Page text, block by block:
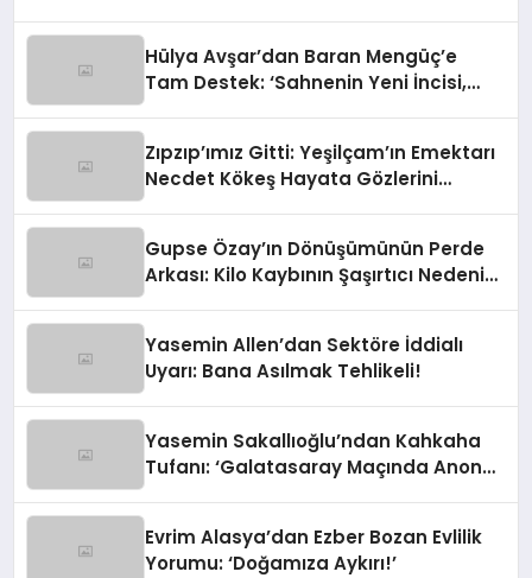
Hülya Avşar’dan Baran Mengüç’e
Tam Destek: ‘Sahnenin Yeni İncisi,
Zıpzıp’ımız Gitti: Yeşilçam’ın Emektarı
Necdet Kökeş Hayata Gözlerini
Gupse Özay’ın Dönüşümünün Perde
Arkası: Kilo Kaybının Şaşırtıcı Nedeni
Yasemin Allen’dan Sektöre İddialı
Uyarı: Bana Asılmak Tehlikeli!
Yasemin Sakallıoğlu’ndan Kahkaha
Tufanı: ‘Galatasaray Maçında Anons
Evrim Alasya’dan Ezber Bozan Evlilik
Yorumu: ‘Doğamıza Aykırı!’